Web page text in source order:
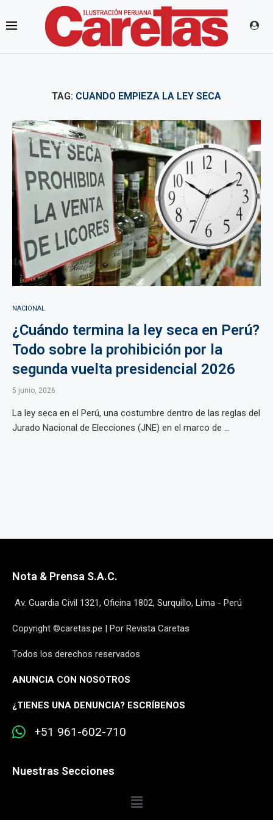
TAG: CUANDO EMPIEZA LA LEY SECA
NACIONAL
¿Cuándo termina la ley seca en Perú?
Todo sobre la prohibición por la
segunda vuelta presidencial 2026
5 junio, 2026
La ley seca en el Perú, una costumbre dentro de las reglas del
Jurado Nacional de Elecciones (JNE) en el marco de ...
Nota & Prensa S.A.C.
Av. Guardia Civil 1321, Oficina 1802, Surquillo, Lima - Perú
Copyright ©caretas.pe | Por Revista Caretas
Todos los derechos reservados
ANUNCIA CON NOSOTROS
¿TIENES UNA DENUNCIA? ESCRÍBENOS
+51 961-602-710
Nuestras Secciones